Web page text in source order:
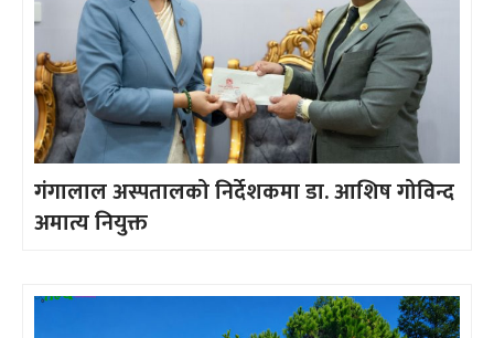
गंगालाल अस्पतालको निर्देशकमा डा. आशिष गोविन्द
अमात्य नियुक्त